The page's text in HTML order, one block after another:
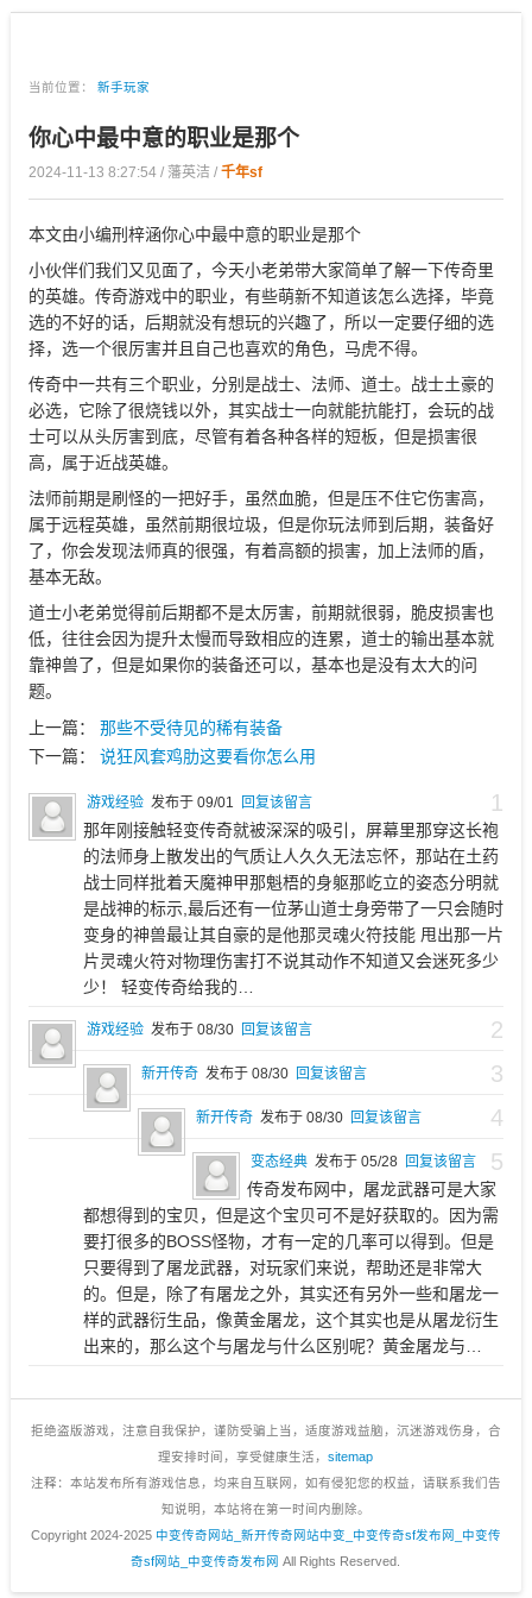
当前位置： 新手玩家
你心中最中意的职业是那个
2024-11-13 8:27:54 / 藩英洁 / 千年sf
本文由小编刑梓涵你心中最中意的职业是那个
小伙伴们我们又见面了，今天小老弟带大家简单了解一下传奇里
的英雄。传奇游戏中的职业，有些萌新不知道该怎么选择，毕竟
选的不好的话，后期就没有想玩的兴趣了，所以一定要仔细的选
择，选一个很厉害并且自己也喜欢的角色，马虎不得。
传奇中一共有三个职业，分别是战士、法师、道士。战士土豪的
必选，它除了很烧钱以外，其实战士一向就能抗能打，会玩的战
士可以从头厉害到底，尽管有着各种各样的短板，但是损害很
高，属于近战英雄。
法师前期是刷怪的一把好手，虽然血脆，但是压不住它伤害高，
属于远程英雄，虽然前期很垃圾，但是你玩法师到后期，装备好
了，你会发现法师真的很强，有着高额的损害，加上法师的盾，
基本无敌。
道士小老弟觉得前后期都不是太厉害，前期就很弱，脆皮损害也
低，往往会因为提升太慢而导致相应的连累，道士的输出基本就
靠神兽了，但是如果你的装备还可以，基本也是没有太大的问
题。
上一篇： 那些不受待见的稀有装备
下一篇： 说狂风套鸡肋这要看你怎么用
1
游戏经验 发布于 09/01 回复该留言
那年刚接触轻变传奇就被深深的吸引，屏幕里那穿这长袍
的法师身上散发出的气质让人久久无法忘怀，那站在土药
战士同样批着天魔神甲那魁梧的身躯那屹立的姿态分明就
是战神的标示,最后还有一位茅山道士身旁带了一只会随时
变身的神兽最让其自豪的是他那灵魂火符技能 甩出那一片
片灵魂火符对物理伤害打不说其动作不知道又会迷死多少
少！ 轻变传奇给我的…
2
游戏经验 发布于 08/30 回复该留言
3
新开传奇 发布于 08/30 回复该留言
4
新开传奇 发布于 08/30 回复该留言
5
变态经典 发布于 05/28 回复该留言
传奇发布网中，屠龙武器可是大家
都想得到的宝贝，但是这个宝贝可不是好获取的。因为需
要打很多的BOSS怪物，才有一定的几率可以得到。但是
只要得到了屠龙武器，对玩家们来说，帮助还是非常大
的。但是，除了有屠龙之外，其实还有另外一些和屠龙一
样的武器衍生品，像黄金屠龙，这个其实也是从屠龙衍生
出来的，那么这个与屠龙与什么区别呢？黄金屠龙与…
拒绝盗版游戏，注意自我保护，谨防受骗上当，适度游戏益脑，沉迷游戏伤身，合
理安排时间，享受健康生活，sitemap
注释：本站发布所有游戏信息，均来自互联网，如有侵犯您的权益，请联系我们告
知说明，本站将在第一时间内删除。
Copyright 2024-2025 中变传奇网站_新开传奇网站中变_中变传奇sf发布网_中变传
奇sf网站_中变传奇发布网 All Rights Reserved.